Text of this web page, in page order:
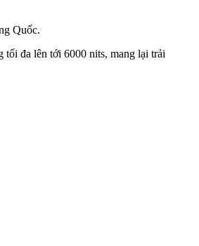
Quốc.
đa lên tới 6000 nits, mang lại trải